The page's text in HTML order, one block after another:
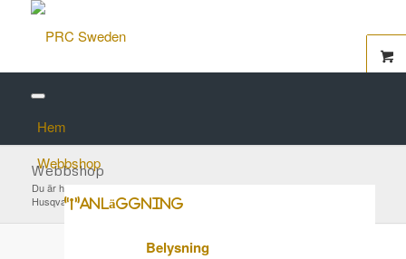
Hem
Webbshop
Anläggning
Belysning
Webbshop
Du är här:
Husqvarna K1260 / Lagerhaus Assy 14 tum – Husqvarna K1260/K1270